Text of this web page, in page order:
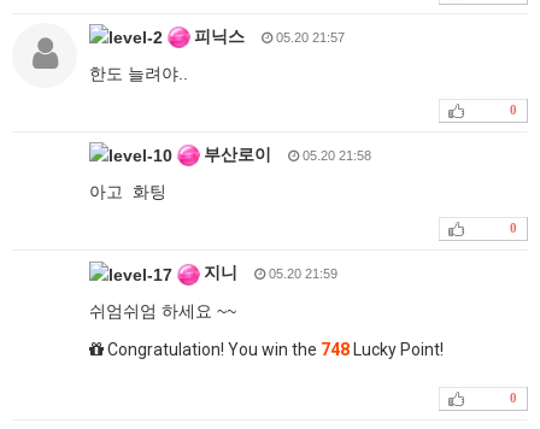
피닉스 05.20 21:57
한도 늘려야..
0
부산로이 05.20 21:58
아고 화팅
0
지니 05.20 21:59
쉬엄쉬엄 하세요 ~~
Congratulation! You win the 748 Lucky Point!
0